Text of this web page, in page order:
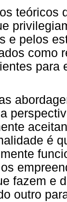
teóricos
e pelos
como
para
é
fazem e
outro